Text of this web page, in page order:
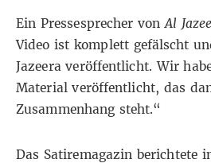
Ein Pressesprecher von Al
Video ist komplett gefälscht
Jazeera veröffentlicht. Wir
Material veröffentlicht, das
Zusammenhang steht.“
Das Satiremagazin berichtete